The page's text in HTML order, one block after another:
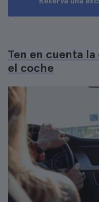
Ten en cuenta
el coche